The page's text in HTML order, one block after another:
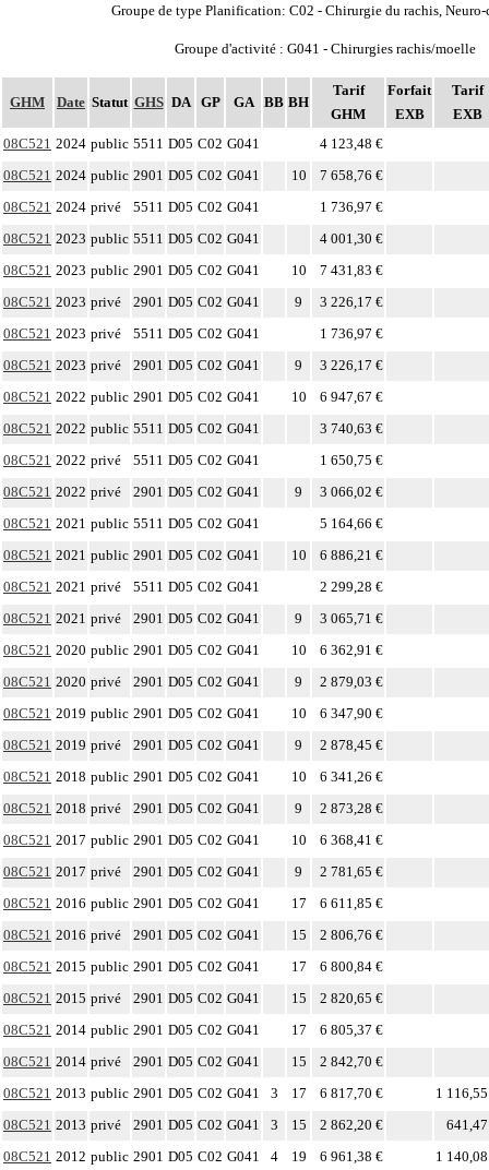
GHM Date Statut GHS DA GP GA BB BH
Tarif
GHM
Forfait
EXB
Tarif
EXB
08C521 2024 public 5511 D05 C02 G041
4 123,48 €
08C521 2024 public 2901 D05 C02 G041 10
7 658,76 €
08C521 2024 privé 5511 D05 C02 G041
1 736,97 €
08C521 2023 public 5511 D05 C02 G041
4 001,30 €
08C521 2023 public 2901 D05 C02 G041 10
7 431,83 €
08C521 2023 privé 2901 D05 C02 G041 9
3 226,17 €
08C521 2023 privé 5511 D05 C02 G041
1 736,97 €
08C521 2023 privé 2901 D05 C02 G041 9
3 226,17 €
08C521 2022 public 2901 D05 C02 G041 10
6 947,67 €
08C521 2022 public 5511 D05 C02 G041
3 740,63 €
08C521 2022 privé 5511 D05 C02 G041
1 650,75 €
08C521 2022 privé 2901 D05 C02 G041 9
3 066,02 €
08C521 2021 public 5511 D05 C02 G041
5 164,66 €
08C521 2021 public 2901 D05 C02 G041 10
6 886,21 €
08C521 2021 privé 5511 D05 C02 G041
2 299,28 €
08C521 2021 privé 2901 D05 C02 G041 9
3 065,71 €
08C521 2020 public 2901 D05 C02 G041 10
6 362,91 €
08C521 2020 privé 2901 D05 C02 G041 9
2 879,03 €
08C521 2019 public 2901 D05 C02 G041 10
6 347,90 €
08C521 2019 privé 2901 D05 C02 G041 9
2 878,45 €
08C521 2018 public 2901 D05 C02 G041 10
6 341,26 €
08C521 2018 privé 2901 D05 C02 G041 9
2 873,28 €
08C521 2017 public 2901 D05 C02 G041 10
6 368,41 €
08C521 2017 privé 2901 D05 C02 G041 9
2 781,65 €
08C521 2016 public 2901 D05 C02 G041 17
6 611,85 €
08C521 2016 privé 2901 D05 C02 G041 15
2 806,76 €
08C521 2015 public 2901 D05 C02 G041 17
6 800,84 €
08C521 2015 privé 2901 D05 C02 G041 15
2 820,65 €
08C521 2014 public 2901 D05 C02 G041 17
6 805,37 €
08C521 2014 privé 2901 D05 C02 G041 15
2 842,70 €
08C521 2013 public 2901 D05 C02 G041 3 17 6 817,70 €
1
08C521 2013 privé 2901 D05 C02 G041 3 15 2 862,20 €
08C521 2012 public 2901 D05 C02 G041 4 19 6 961,38 €
1
Groupe de type Planification: C02 - Chirurgie du rachis,
Groupe d'activité : G041 - Chirurgies rachis/moelle